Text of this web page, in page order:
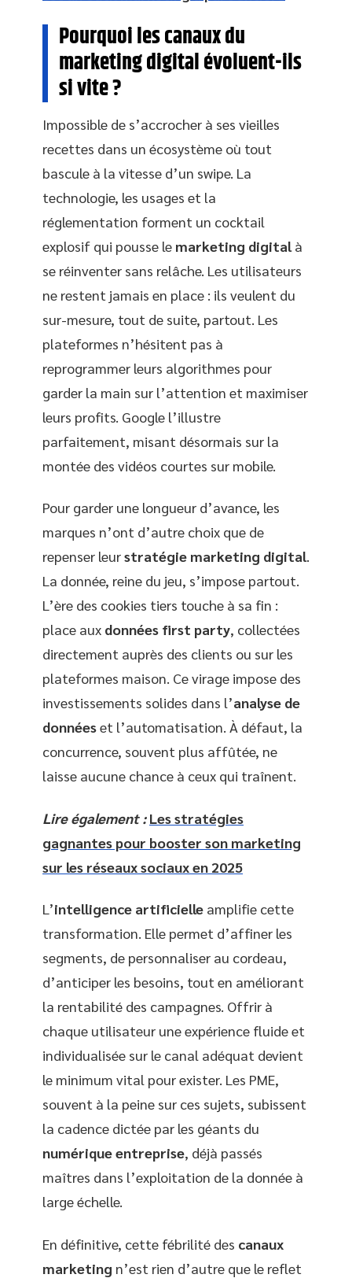
Pourquoi les canaux du
marketing digital évoluent-ils
si vite ?
Impossible de s’accrocher à ses vieilles
recettes dans un écosystème où tout
bascule à la vitesse d’un swipe. La
technologie, les usages et la
réglementation forment un cocktail
explosif qui pousse le marketing digital à
se réinventer sans relâche. Les utilisateurs
ne restent jamais en place : ils veulent du
sur-mesure, tout de suite, partout. Les
plateformes n’hésitent pas à
reprogrammer leurs algorithmes pour
garder la main sur l’attention et maximiser
leurs profits. Google l’illustre
parfaitement, misant désormais sur la
montée des vidéos courtes sur mobile.
Pour garder une longueur d’avance, les
marques n’ont d’autre choix que de
repenser leurstratégie marketing digital.
La donnée, reine du jeu, s’impose partout.
L’ère des cookies tiers touche à sa fin :
place aux données first party, collectées
directement auprès des clients ou sur les
plateformes maison. Ce virage impose des
investissements solides dans l’analyse de
donnéeset l’automatisation. À défaut, la
concurrence, souvent plus affûtée, ne
laisse aucune chance à ceux qui traînent.
Lire également : Les stratégies
gagnantes pour booster son marketing
sur les réseaux sociaux en 2025
L’intelligence artificielle amplifie cette
transformation. Elle permet d’affiner les
segments, de personnaliser au cordeau,
d’anticiper les besoins, tout en améliorant
la rentabilité des campagnes. Offrir à
chaque utilisateur une expérience fluide et
individualisée sur le canal adéquat devient
le minimum vital pour exister. Les PME,
souvent à la peine sur ces sujets, subissent
la cadence dictée par les géants du
numérique entreprise, déjà passés
maîtres dans l’exploitation de la donnée à
large échelle.
En définitive, cette fébrilité des canaux
marketing n’est rien d’autre que le reflet